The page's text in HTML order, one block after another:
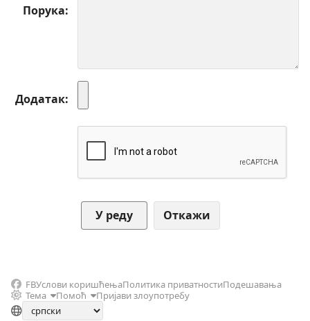
Порука
Додатак
Откажи
FBУслови коришћењаПолитика приватностиПодешавања
Тема
Помоћ Пријави злоупотребу